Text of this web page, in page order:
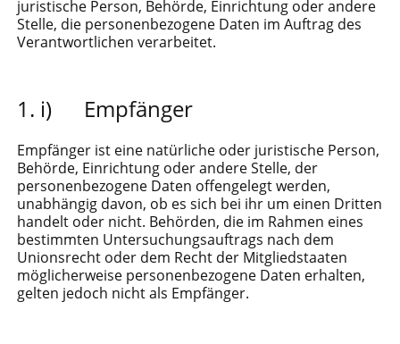
juristische Person, Behörde, Einrichtung oder andere
Stelle, die personenbezogene Daten im Auftrag des
Verantwortlichen verarbeitet.
i) Empfänger
Empfänger ist eine natürliche oder juristische Person,
Behörde, Einrichtung oder andere Stelle, der
personenbezogene Daten offengelegt werden,
unabhängig davon, ob es sich bei ihr um einen Dritten
handelt oder nicht. Behörden, die im Rahmen eines
bestimmten Untersuchungsauftrags nach dem
Unionsrecht oder dem Recht der Mitgliedstaaten
möglicherweise personenbezogene Daten erhalten,
gelten jedoch nicht als Empfänger.